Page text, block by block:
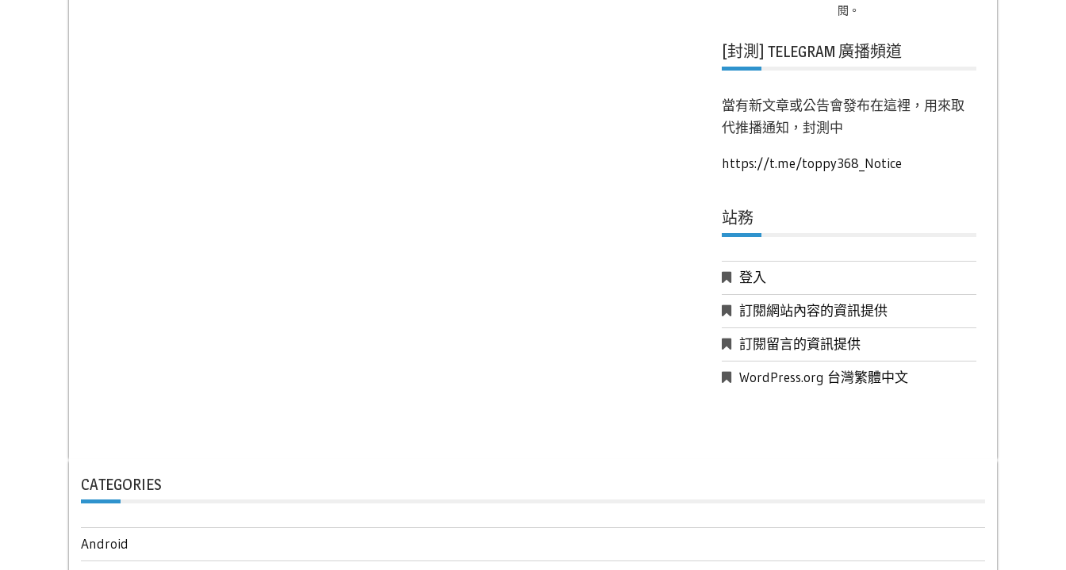
閱。
[封測] TELEGRAM 廣播頻道
當有新文章或公告會發布在這裡，用來取
代推播通知，封測中
https://t.me/toppy368_Notice
站務
登入
訂閱網站內容的資訊提供
訂閱留言的資訊提供
WordPress.org 台灣繁體中文
CATEGORIES
Android